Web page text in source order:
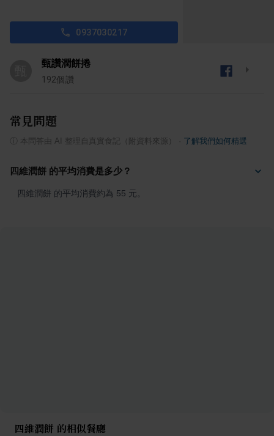
0937030217
甄讚潤餅捲
192個讚
常見問題
本問答由 AI 整理自真實食記（附資料來源） 了解我們如何精選
四維潤餅 的平均消費是多少？
四維潤餅 的平均消費約為 55 元。
四維潤餅 的相似餐廳